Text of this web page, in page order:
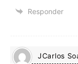
Responder
JCarlos